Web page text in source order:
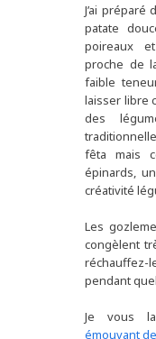
J’ai
patate
poireaux
proche de
faible
laisser libre
des
fêta mais
épinards,
créativité
Les
congèlent
pendant
Je vous
émouvant